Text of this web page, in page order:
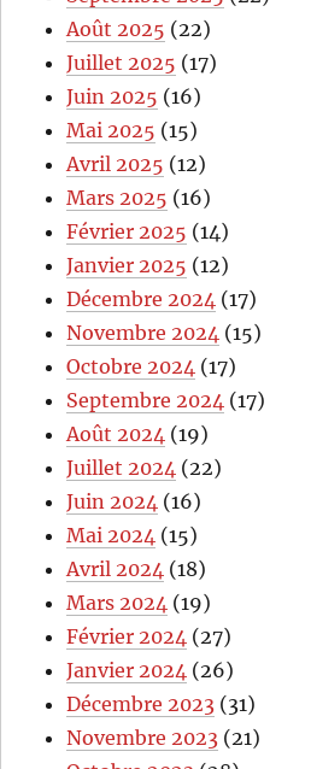
Août 2025 (22)
Juillet 2025 (17)
Juin 2025 (16)
Mai 2025 (15)
Avril 2025 (12)
Mars 2025 (16)
Février 2025 (14)
Janvier 2025 (12)
Décembre 2024 (17)
Novembre 2024 (15)
Octobre 2024 (17)
Septembre 2024 (17)
Août 2024 (19)
Juillet 2024 (22)
Juin 2024 (16)
Mai 2024 (15)
Avril 2024 (18)
Mars 2024 (19)
Février 2024 (27)
Janvier 2024 (26)
Décembre 2023 (31)
Novembre 2023 (21)